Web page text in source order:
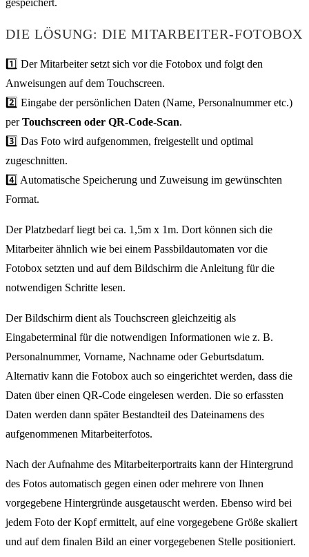
gespeichert.
DIE LÖSUNG: DIE MITARBEITER-FOTOBOX
1️⃣ Der Mitarbeiter setzt sich vor die Fotobox und folgt den
Anweisungen auf dem Touchscreen.
2️⃣ Eingabe der persönlichen Daten (Name, Personalnummer etc.)
perTouchscreen oder QR-Code-Scan.
3️⃣ Das Foto wird aufgenommen, freigestellt und optimal
zugeschnitten.
4️⃣ Automatische Speicherung und Zuweisung im gewünschten
Format.
Der Platzbedarf liegt bei ca. 1,5m x 1m. Dort können sich die
Mitarbeiter ähnlich wie bei einem Passbildautomaten vor die
Fotobox setzten und auf dem Bildschirm die Anleitung für die
notwendigen Schritte lesen.
Der Bildschirm dient als Touchscreen gleichzeitig als
Eingabeterminal für die notwendigen Informationen wie z. B.
Personalnummer, Vorname, Nachname oder Geburtsdatum.
Alternativ kann die Fotobox auch so eingerichtet werden, dass die
Daten über einen QR-Code eingelesen werden. Die so erfassten
Daten werden dann später Bestandteil des Dateinamens des
aufgenommenen Mitarbeiterfotos.
Nach der Aufnahme des Mitarbeiterportraits kann der Hintergrund
des Fotos automatisch gegen einen oder mehrere von Ihnen
vorgegebene Hintergründe ausgetauscht werden. Ebenso wird bei
jedem Foto der Kopf ermittelt, auf eine vorgegebene Größe skaliert
und auf dem finalen Bild an einer vorgegebenen Stelle positioniert.